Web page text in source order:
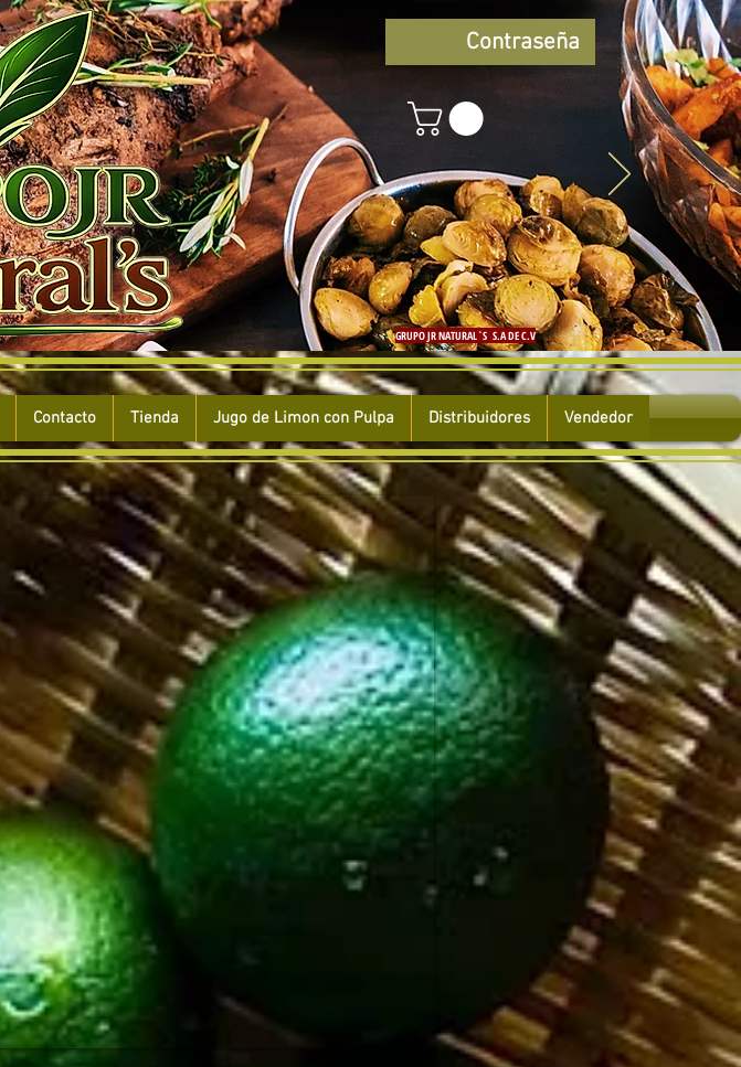
Contraseña
GRUPO JR NATURAL`S S.A DE C.V
Contacto Tienda Jugo de Limon con Pulpa Distribuidores Vendedor